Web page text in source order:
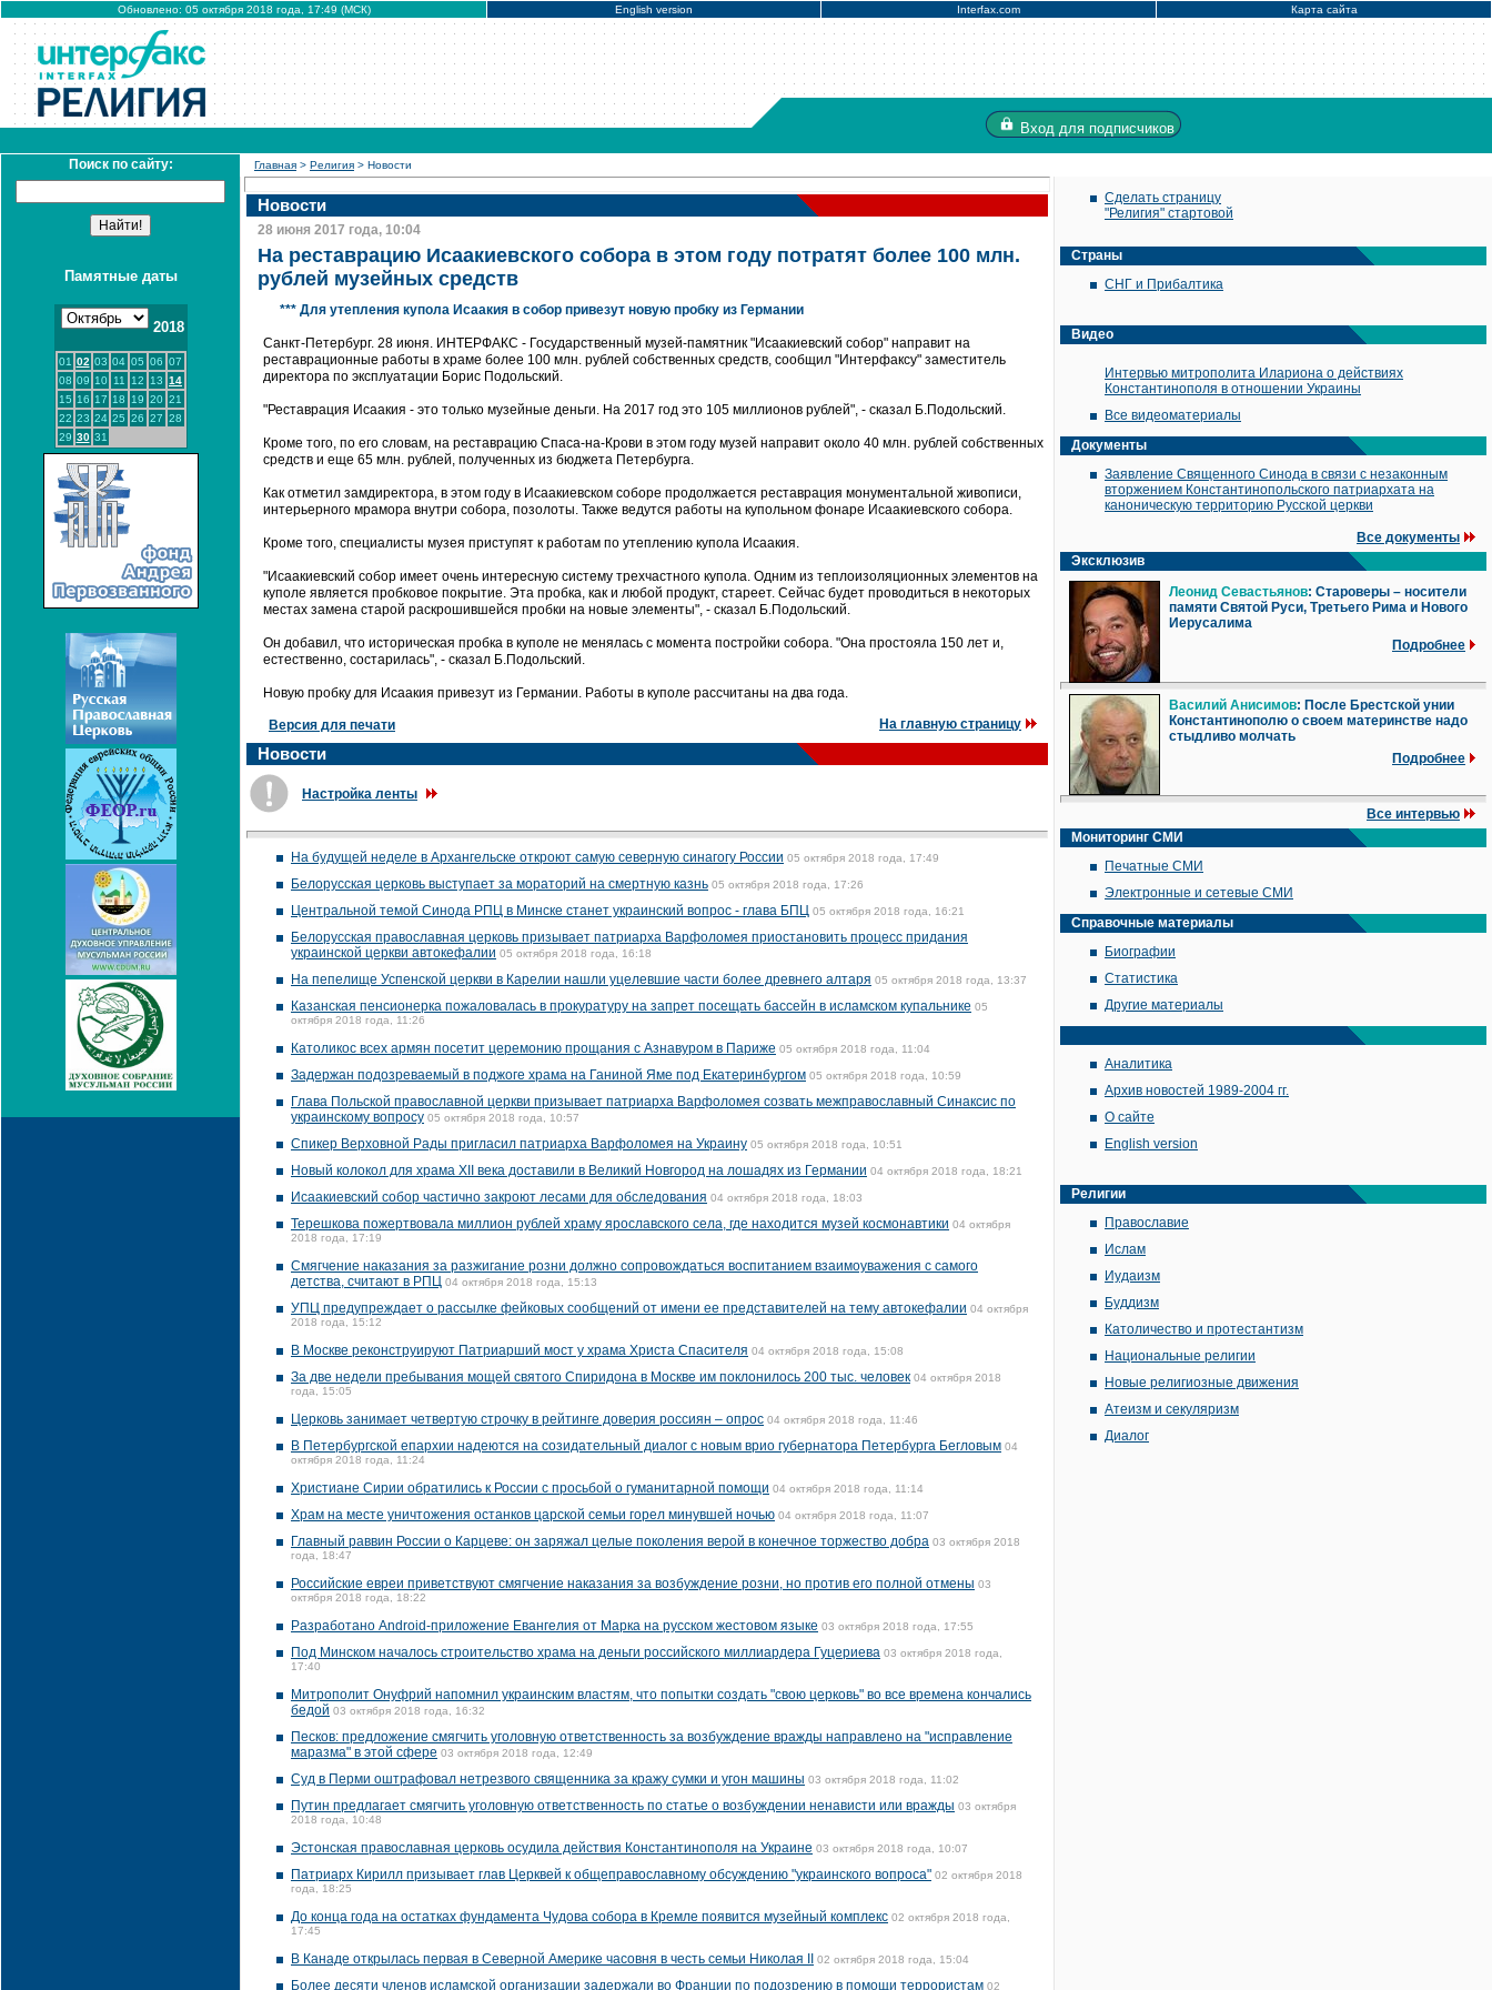
Обновлено: 05 октября 2018 года, 17:49 (МСК) English version Interfax.com Карта сайта
Вход для подписчиков
Поиск по сайту:
Памятные даты
2018
01 02 03 04 05 06 07
08 09 10 11 12 13 14
15 16 17 18 19 20 21
22 23 24 25 26 27 28
29 30 31
Главная > Религия > Новости
Новости
28 июня 2017 года, 10:04
На реставрацию Исаакиевского собора в этом году потратят более 100 млн.
рублей музейных средств
*** Для утепления купола Исаакия в собор привезут новую пробку из Германии
Санкт-Петербург. 28 июня. ИНТЕРФАКС - Государственный музей-памятник "Исаакиевский собор" направит на
реставрационные работы в храме более 100 млн. рублей собственных средств, сообщил "Интерфаксу" заместитель
директора по эксплуатации Борис Подольский.
"Реставрация Исаакия - это только музейные деньги. На 2017 год это 105 миллионов рублей", - сказал Б.Подольский.
Кроме того, по его словам, на реставрацию Спаса-на-Крови в этом году музей направит около 40 млн. рублей собственных
средств и еще 65 млн. рублей, полученных из бюджета Петербурга.
Как отметил замдиректора, в этом году в Исаакиевском соборе продолжается реставрация монументальной живописи,
интерьерного мрамора внутри собора, позолоты. Также ведутся работы на купольном фонаре Исаакиевского собора.
Кроме того, специалисты музея приступят к работам по утеплению купола Исаакия.
"Исаакиевский собор имеет очень интересную систему трехчастного купола. Одним из теплоизоляционных элементов на
куполе является пробковое покрытие. Эта пробка, как и любой продукт, стареет. Сейчас будет проводиться в некоторых
местах замена старой раскрошившейся пробки на новые элементы", - сказал Б.Подольский.
Он добавил, что историческая пробка в куполе не менялась с момента постройки собора. "Она простояла 150 лет и,
естественно, состарилась", - сказал Б.Подольский.
Новую пробку для Исаакия привезут из Германии. Работы в куполе рассчитаны на два года.
Версия для печати На главную страницу
Новости
Настройка ленты
На будущей неделе в Архангельске откроют самую северную синагогу России 05 октября 2018 года, 17:49
Белорусская церковь выступает за мораторий на смертную казнь 05 октября 2018 года, 17:26
Центральной темой Синода РПЦ в Минске станет украинский вопрос - глава БПЦ 05 октября 2018 года, 16:21
Белорусская православная церковь призывает патриарха Варфоломея приостановить процесс придания
украинской церкви автокефалии 05 октября 2018 года, 16:18
На пепелище Успенской церкви в Карелии нашли уцелевшие части более древнего алтаря 05 октября 2018 года, 13:37
Казанская пенсионерка пожаловалась в прокуратуру на запрет посещать бассейн в исламском купальнике 05
октября 2018 года, 11:26
Католикос всех армян посетит церемонию прощания с Азнавуром в Париже 05 октября 2018 года, 11:04
Задержан подозреваемый в поджоге храма на Ганиной Яме под Екатеринбургом 05 октября 2018 года, 10:59
Глава Польской православной церкви призывает патриарха Варфоломея созвать межправославный Синаксис по
украинскому вопросу 05 октября 2018 года, 10:57
Спикер Верховной Рады пригласил патриарха Варфоломея на Украину 05 октября 2018 года, 10:51
Новый колокол для храма XII века доставили в Великий Новгород на лошадях из Германии 04 октября 2018 года, 18:21
Исаакиевский собор частично закроют лесами для обследования 04 октября 2018 года, 18:03
Терешкова пожертвовала миллион рублей храму ярославского села, где находится музей космонавтики 04 октября
2018 года, 17:19
Смягчение наказания за разжигание розни должно сопровождаться воспитанием взаимоуважения с самого
детства, считают в РПЦ 04 октября 2018 года, 15:13
УПЦ предупреждает о рассылке фейковых сообщений от имени ее представителей на тему автокефалии 04 октября
2018 года, 15:12
В Москве реконструируют Патриарший мост у храма Христа Спасителя 04 октября 2018 года, 15:08
За две недели пребывания мощей святого Спиридона в Москве им поклонилось 200 тыс. человек 04 октября 2018
года, 15:05
Церковь занимает четвертую строчку в рейтинге доверия россиян – опрос 04 октября 2018 года, 11:46
В Петербургской епархии надеются на созидательный диалог с новым врио губернатора Петербурга Бегловым 04
октября 2018 года, 11:24
Христиане Сирии обратились к России с просьбой о гуманитарной помощи 04 октября 2018 года, 11:14
Храм на месте уничтожения останков царской семьи горел минувшей ночью 04 октября 2018 года, 11:07
Главный раввин России о Карцеве: он заряжал целые поколения верой в конечное торжество добра 03 октября 2018
года, 18:47
Российские евреи приветствуют смягчение наказания за возбуждение розни, но против его полной отмены 03
октября 2018 года, 18:22
Разработано Android-приложение Евангелия от Марка на русском жестовом языке 03 октября 2018 года, 17:55
Под Минском началось строительство храма на деньги российского миллиардера Гуцериева 03 октября 2018 года,
17:40
Митрополит Онуфрий напомнил украинским властям, что попытки создать "свою церковь" во все времена кончались
бедой 03 октября 2018 года, 16:32
Песков: предложение смягчить уголовную ответственность за возбуждение вражды направлено на "исправление
маразма" в этой сфере 03 октября 2018 года, 12:49
Суд в Перми оштрафовал нетрезвого священника за кражу сумки и угон машины 03 октября 2018 года, 11:02
Путин предлагает смягчить уголовную ответственность по статье о возбуждении ненависти или вражды 03 октября
2018 года, 10:48
Эстонская православная церковь осудила действия Константинополя на Украине 03 октября 2018 года, 10:07
Патриарх Кирилл призывает глав Церквей к общеправославному обсуждению "украинского вопроса" 02 октября 2018
года, 18:25
До конца года на остатках фундамента Чудова собора в Кремле появится музейный комплекс 02 октября 2018 года,
17:45
В Канаде открылась первая в Северной Америке часовня в честь семьи Николая II
02 октября 2018 года, 15:04
Более десяти членов исламской организации задержали во Франции по подозрению в помощи террористам 02
Сделать страницу
"Религия" стартовой
Страны
СНГ и Прибалтика
Видео
Интервью митрополита Илариона о действиях
Константинополя в отношении Украины
Все видеоматериалы
Документы
Заявление Священного Синода в связи с незаконным
вторжением Константинопольского патриархата на
каноническую территорию Русской церкви
Все документы
Эксклюзив
Леонид Севастьянов: Староверы – носители
памяти Святой Руси, Третьего Рима и Нового
Иерусалима
Подробнее
Василий Анисимов: После Брестской унии
Константинополю о своем материнстве надо
стыдливо молчать
Подробнее
Все интервью
Мониторинг СМИ
Печатные СМИ
Электронные и сетевые СМИ
Справочные материалы
Биографии
Статистика
Другие материалы
Аналитика
Архив новостей 1989-2004 гг.
О сайте
English version
Религии
Православие
Ислам
Иудаизм
Буддизм
Католичество и протестантизм
Национальные религии
Новые религиозные движения
Атеизм и секуляризм
Диалог